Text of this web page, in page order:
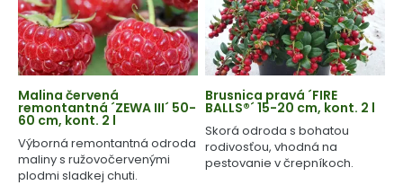
Malina červená
remontantná ´ZEWA III´ 50-
60 cm, kont. 2 l
Výborná remontantná odroda
maliny s ružovočervenými
plodmi sladkej chuti.
Brusnica pravá ´FIRE
BALLS®´ 15-20 cm, kont. 2 l
Skorá odroda s bohatou
rodivosťou, vhodná na
pestovanie v črepníkoch.